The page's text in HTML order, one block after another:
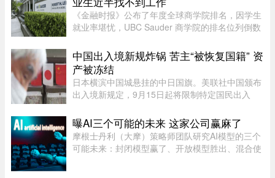
《金融时报》公布了年度全球商学院排名，因学生
就业率堪忧，UBC Sauder 商学院的排名位列倒数
有 53% 的人表示毕业三个月内找到工作。图片：
RICHARD LAM /PNG在今年的 MB ...
中国出入境新规炸锅 苦主“被恢复国籍” 资
产被冻结
日本横滨中国城悬挂的中日国旗。美联社中国颁布
出入境新规定，9月15日起将限制特定国民出入
苦主现身说法，从日本回国竟被无来由限制“10年
内不得出境”，多年来在日累 ...
曝AI三个可能的未来 这家公司赢麻了
摩根士丹利（大摩）策略师团队研究AI模型的三个
可能未来：封闭模型赢了、开放模型胜出、混合使